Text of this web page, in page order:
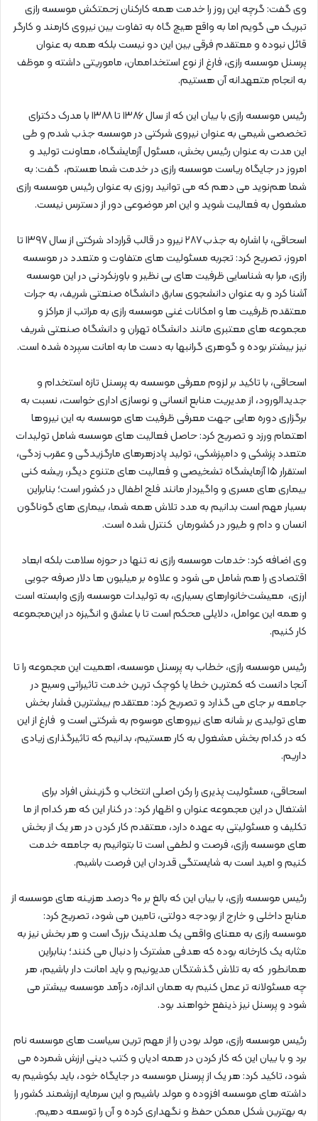
وی گفت: گرچه این روز را خدمت همه کارکنان زحمتکش موسسه رازی
تبریک می گویم اما به واقع هیچ گاه به تفاوت بین نیروی کارمند و کارگر
قائل نبوده و معتقدم فرقی بین این دو نیست بلکه همه به عنوان
پرسنل موسسه رازی، فارغ از نوع استخداممان، ماموریتی داشته و موظف
به انجام متعهدانه آن هستیم.
رئیس موسسه رازی با بیان این که از سال ۱۳۸۶ تا ۱۳۸۸ با مدرک دکترای
تخصصی شیمی به عنوان نیروی شرکتی در موسسه جذب شدم و طی
این مدت به عنوان رئیس بخش، مسئول آزمایشگاه، معاونت تولید و
امروز در جایگاه ریاست موسسه رازی در خدمت شما هستم، گفت: به
شما هم‌نوید می دهم که می توانید روزی به عنوان رئیس موسسه رازی
مشغول به فعالیت شوید و این امر موضوعی دور از دسترس نیست.
اسحاقی، با اشاره به جذب ۲۸۷ نیرو در قالب قرارداد شرکتی از سال ۱۳۹۷ تا
امروز، تصریح کرد: تجربه مسئولیت های متفاوت و متعدد در موسسه
رازی، مرا به شناسایی ظرفیت های بی نظیر و باورنکردنی در این موسسه
آشنا کرد و به عنوان دانشجوی سابق دانشگاه صنعتی شریف، به جرات
معتقدم ظرفیت ها و امکانات غنی موسسه رازی به مراتب از مراکز و
مجموعه های معتبری مانند دانشگاه تهران و دانشگاه صنعتی شریف
نیز بیشتر بوده و گوهری گرانبها به دست ما به امانت سپرده شده است.
اسحاقی، با تاکید بر لزوم معرفی موسسه به پرسنل تازه استخدام و
جدیدالورود، از مدیریت منابع انسانی و نوسازی اداری خواست، نسبت به
برگزاری دوره هایی جهت معرفی ظرفیت های موسسه به این‌ نیروها
اهتمام ورزد و تصریح کرد: حاصل فعالیت های موسسه شامل تولیدات
متعدد پزشکی و دامپزشکی، تولید پادزهرهای مارگزیدگی و عقرب زدگی،
استقرار ۱۵ آزمایشگاه تشخیصی و فعالیت های متنوع دیگر، ریشه کنی
بیماری های مسری و واگیردار مانند فلج اطفال در کشور است؛ بنابراین
بسیار مهم است بدانیم به مدد تلاش همه شما، بیماری های گوناگون
انسان و دام و طیور در کشورمان کنترل شده است.
وی اضافه کرد: خدمات موسسه رازی نه تنها در حوزه سلامت بلکه ابعاد
اقتصادی را هم‌ شامل می شود و‌ علاوه بر میلیون ها دلار صرفه جویی
ارزی، معیشت‌خانوارهای بسیاری، به تولیدات موسسه رازی وابسته است
و همه این‌ عوامل، دلایلی محکم است تا با عشق و انگیزه در این‌مجموعه
کار کنیم.
رئیس موسسه رازی، خطاب به پرسنل موسسه، اهمیت این مجموعه را تا
آنجا دانست که کمترین خطا یا کوچک ترین خدمت تاثیراتی وسیع در
جامعه بر جای می گذارد و تصریح کرد: معتقدم بیشترین فشار بخش
های تولیدی بر شانه های نیروهای موسوم به شرکتی است و فارغ از این
که در کدام بخش مشغول به کار هستیم، بدانیم که تاثیرگذاری زیادی
داریم.
اسحاقی، مسئولیت پذیری را رکن اصلی انتخاب و گزینش افراد برای
اشتغال در این مجموعه عنوان و اظهار کرد: در کنار این که هر کدام از ما
تکلیف و مسئولیتی به عهده دارد، معتقدم کار کردن در هر یک از بخش
های موسسه رازی، فرصت و لطفی است تا بتوانیم به جامعه خدمت
کنیم و امید است به شایستگی قدردان این فرصت باشیم.
رئیس موسسه رازی، با بیان این که بالغ بر ۹۰ درصد هزینه های موسسه از
منابع داخلی و خارج از بودجه دولتی، تامین می شود، تصریح کرد:
موسسه رازی به معنای واقعی یک هلدینگ بزرگ است و هر بخش نیز به‌
مثابه یک کارخانه بوده که هدفی مشترک را دنبال می کنند؛ بنابراین
همانطور که به تلاش گذشتگان مدیونیم و‌ باید امانت دار باشیم، هر
چه مسئولانه تر عمل کنیم به همان اندازه، درآمد موسسه بیشتر می
شود و پرسنل نیز ذینفع خواهند بود.
رئیس موسسه رازی، مولد بودن را از مهم ترین سیاست های موسسه نام
برد ‌و با بیان این که کار کردن در همه ادیان و کتب دینی ارزش شمرده می
شود، تاکید کرد: هر یک از پرسنل موسسه در جایگاه خود، باید بکوشیم به
داشته های موسسه افزوده و مولد باشیم و این سرمایه ارزشمند کشور را
به بهترین شکل ممکن حفظ ‌و‌ نگهداری کرده و آن را توسعه دهیم.